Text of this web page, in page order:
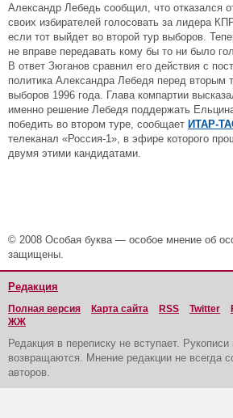
Александр Лебедь сообщил, что отказался
своих избирателей голосовать за лидера
если тот выйдет во второй тур выборов.
не вправе передавать кому бы то ни было
В ответ Зюганов сравнил его действия с
политика Александра Лебедя перед вторым
выборов 1996 года. Глава компартии
именно решение Лебедя поддержать
победить во втором туре, сообщает ИТАР-
телеканал «Россия-1», в эфире которого
двумя этими кандидатами.
© 2008 Особая буква — особое мнение об
защищены.
Редакция
Полная версия Карта сайта RSS Twitter
ЖЖ
Редакция в переписку не вступает.
возвращаются. Мнение редакции не всегда
авторов.